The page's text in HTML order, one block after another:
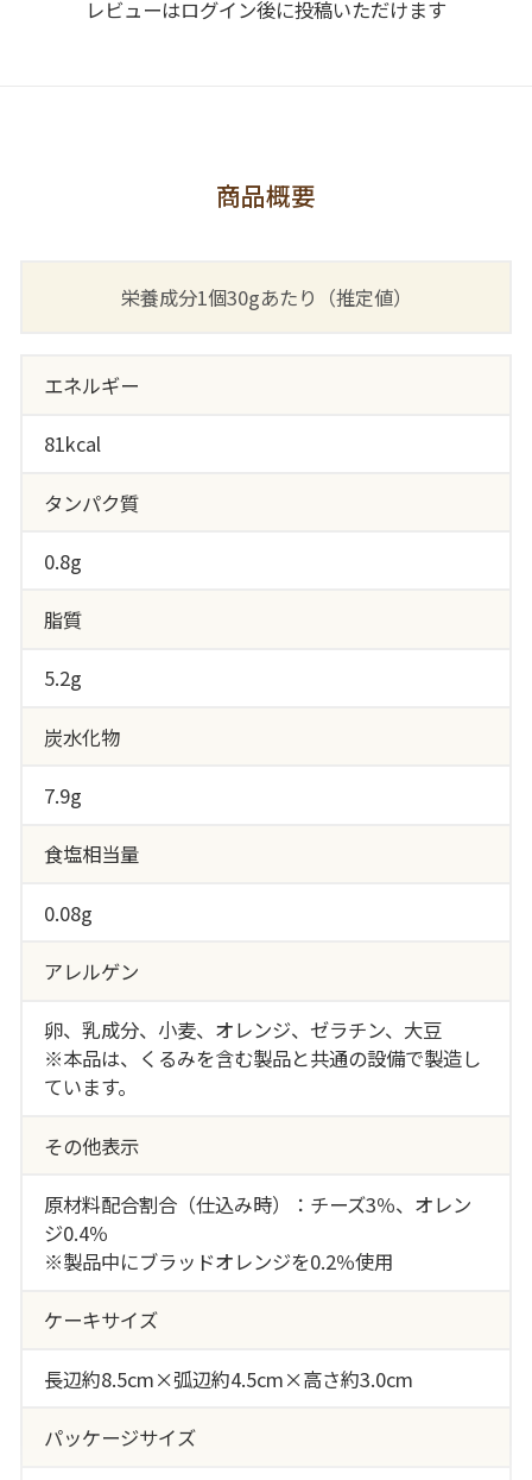
レビューはログイン後に投稿いただけます
商品概要
栄養成分1個30gあたり（推定値）
エネルギー
81kcal
タンパク質
0.8g
脂質
5.2g
炭水化物
7.9g
食塩相当量
0.08g
アレルゲン
卵、乳成分、小麦、オレンジ、ゼラチン、大豆
※本品は、くるみを含む製品と共通の設備で製造し
ています。
その他表示
原材料配合割合（仕込み時）：チーズ3％、オレン
ジ0.4％
※製品中にブラッドオレンジを0.2％使用
ケーキサイズ
長辺約8.5cm×弧辺約4.5cm×高さ約3.0cm
パッケージサイズ